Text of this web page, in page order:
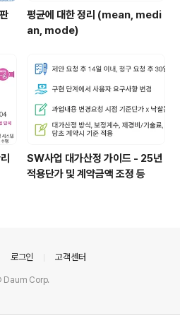
평균에 대한 정리 (mean, medi
an, mode)
SW사업 대가산정 가이드 - 25년
적용단가 및 계약금액 조정 등
로그인 고객센터
Daum Corp.